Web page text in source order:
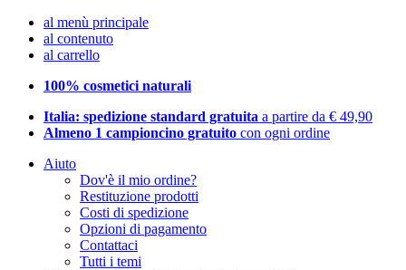
al menù principale
al contenuto
al carrello
100% cosmetici naturali
Italia: spedizione standard gratuita a partire da € 49,90
Almeno 1 campioncino gratuito con ogni ordine
Aiuto
Dov'è il mio ordine?
Restituzione prodotti
Costi di spedizione
Opzioni di pagamento
Contattaci
Tutti i temi